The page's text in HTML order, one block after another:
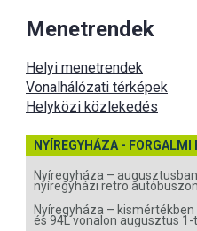
Menetrendek
Helyi menetrendek
Vonalhálózati térképek
Helyközi közlekedés
NYÍREGYHÁZA - FORGALMI
Nyíregyháza –
nyíregyházi retro autóbuszon
Nyíregyháza –
és 94L vonalon augusztus 1-